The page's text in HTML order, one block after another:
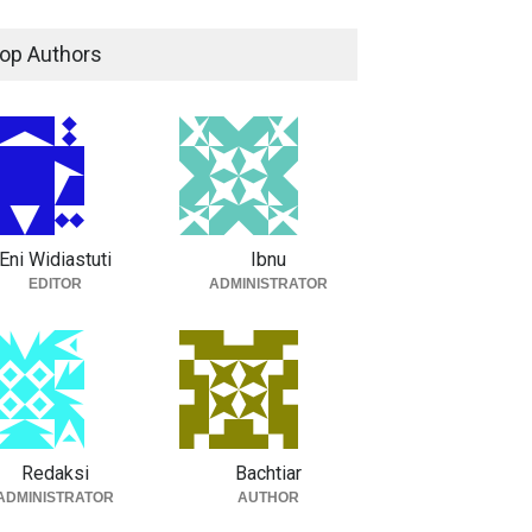
Authors
Widiastuti
EDITOR
Ibnu
ADMINISTRATOR
Redaksi Bachtiar
AUTHOR